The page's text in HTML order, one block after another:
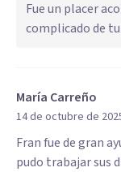
Fue un placer
complicado de
María Carreño
14 de octubre de
Fran fue de gran
pudo trabajar sus